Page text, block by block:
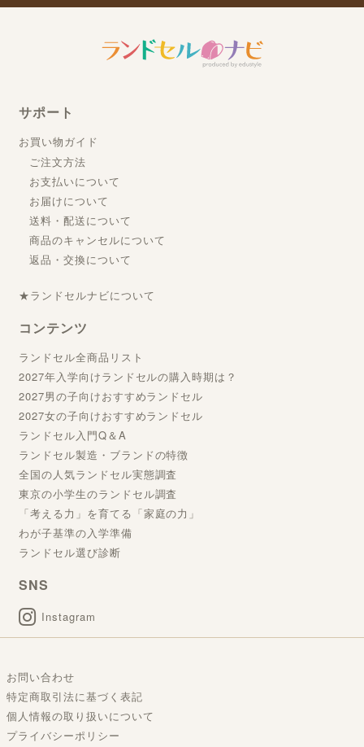
サポート
お買い物ガイド
ご注文方法
お支払いについて
お届けについて
送料・配送について
商品のキャンセルについて
返品・交換について
★ランドセルナビについて
コンテンツ
ランドセル全商品リスト
2027年入学向けランドセルの購入時期は？
2027男の子向けおすすめランドセル
2027女の子向けおすすめランドセル
ランドセル入門Q＆A
ランドセル製造・ブランドの特徴
全国の人気ランドセル実態調査
東京の小学生のランドセル調査
「考える力」を育てる「家庭の力」
わが子基準の入学準備
ランドセル選び診断
SNS
Instagram
お問い合わせ
特定商取引法に基づく表記
個人情報の取り扱いについて
プライバシーポリシー